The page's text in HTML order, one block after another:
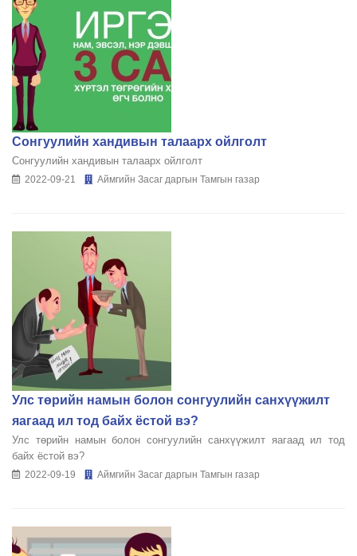
Сонгуулийн хандивын талаарх ойлголт
Сонгуулийн хандивын талаарх ойлголт
2022-09-21 Аймгийн Засаг даргын Тамгын газар
Улс төрийн намын болон сонгуулийн санхүүжилт
яагаад ил тод байх ёстой вэ?
Улс төрийн намын болон сонгуулийн санхүүжилт яагаад ил тод
байх ёстой вэ?
2022-09-19 Аймгийн Засаг даргын Тамгын газар